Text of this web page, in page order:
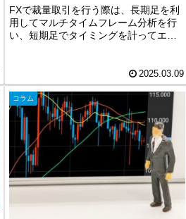
ン中！
FXで裁量取引を行う際は、長期足を利
用してマルチタイムフレーム分析を行
い、短期足でタイミングを計ってエン
フレーム分析は難しく、また時間も取
れないと感じている方も多くいます。...
2025.03.09
コラム